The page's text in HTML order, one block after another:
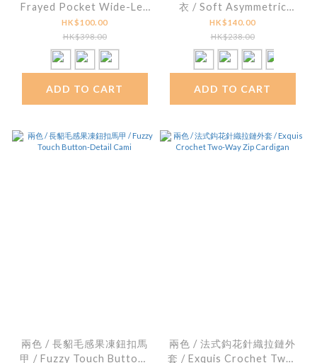
Frayed Pocket Wide-Leg
Pants
HK$100.00
HK$398.00
ADD TO CART
衣 / Soft Asymmetric
Neck Floral Button Top
HK$140.00
HK$238.00
ADD TO CART
兩色 / 長貂毛感果凍鈕扣馬
甲 / Fuzzy Touch Button-
兩色 / 法式鈎花針織拉鏈外
套 / Exquis Crochet Two-